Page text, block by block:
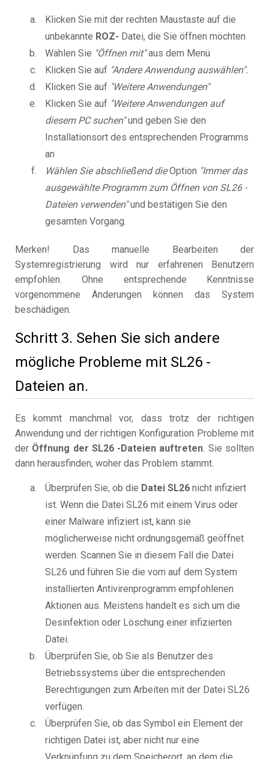
Klicken Sie mit der rechten Maustaste auf die
unbekannte ROZ- Datei, die Sie öffnen möchten
Wählen Sie "Öffnen mit"aus dem Menü
Klicken Sie auf "Andere Anwendung auswählen".
Klicken Sie auf "Weitere Anwendungen"
Klicken Sie auf "Weitere Anwendungen auf
diesem PC suchen"und geben Sie den
Installationsort des entsprechenden Programms
an
Wählen Sie abschließend dieOption "Immer das
ausgewählte Programm zum Öffnen von SL26 -
Dateien verwenden"und bestätigen Sie den
gesamten Vorgang.
Merken! Das manuelle Bearbeiten der
Systemregistrierung wird nur erfahrenen Benutzern
empfohlen. Ohne entsprechende Kenntnisse
vorgenommene Änderungen können das System
beschädigen.
Schritt 3. Sehen Sie sich andere
mögliche Probleme mit SL26 -
Dateien an.
Es kommt manchmal vor, dass trotz der richtigen
Anwendung und der richtigen Konfiguration Probleme mit
der Öffnung der SL26 -Dateien auftreten. Sie sollten
dann herausfinden, woher das Problem stammt.
Überprüfen Sie, ob die Datei SL26 nicht infiziert
ist. Wenn die Datei SL26 mit einem Virus oder
einer Malware infiziert ist, kann sie
möglicherweise nicht ordnungsgemäß geöffnet
werden. Scannen Sie in diesem Fall die Datei
SL26 und führen Sie die vom auf dem System
installierten Antivirenprogramm empfohlenen
Aktionen aus. Meistens handelt es sich um die
Desinfektion oder Löschung einer infizierten
Datei.
Überprüfen Sie, ob Sie als Benutzer des
Betriebssystems über die entsprechenden
Berechtigungen zum Arbeiten mit der Datei SL26
verfügen.
Überprüfen Sie, ob das Symbol ein Element der
richtigen Datei ist, aber nicht nur eine